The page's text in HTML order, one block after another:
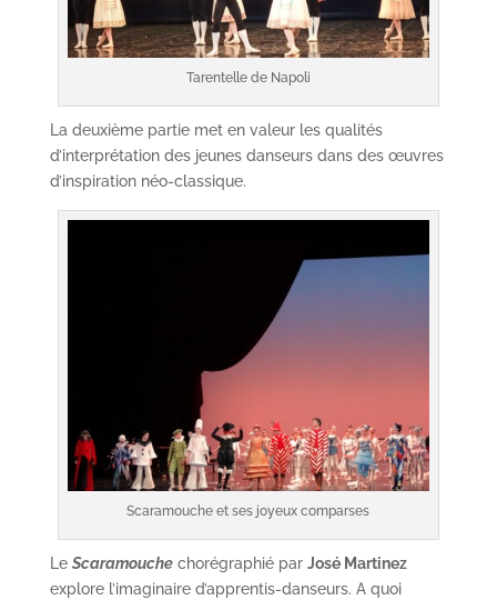
Tarentelle de Napoli
La deuxième partie met en valeur les qualités
d’interprétation des jeunes danseurs dans des œuvres
d’inspiration néo-classique.
Scaramouche et ses joyeux comparses
Le Scaramouchechorégraphié par José Martinez
explore l’imaginaire d’apprentis-danseurs. A quoi